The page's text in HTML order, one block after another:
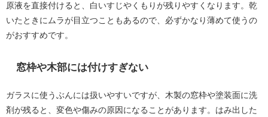
原液を直接付けると、白いすじやくもりが残りやすくなります。乾
いたときにムラが目立つこともあるので、必ずかなり薄めて使うの
がおすすめです。
窓枠や木部には付けすぎない
ガラスに使うぶんには扱いやすいですが、木製の窓枠や塗装面に洗
剤が残ると、変色や傷みの原因になることがあります。はみ出した